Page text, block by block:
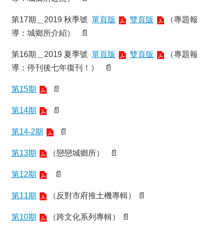
鄉
所
友
心
礙
者
權
利
公
約
公
信
第17期＿2019 秋季號 單頁版 雙頁版
（專題報
導：城鄉所介紹） 📄
第16期＿2019 夏季號 單頁版 雙頁版
（專題報
導：停刊後七年復刊！） 📄
第15期 📄
第14期 📄
第14-2期 📄
第13期 （戀戀城鄉所） 📄
第12期 📄
第11期 （反對市府推土機專輯） 📄
第10期 （跨文化系列專輯） 📄